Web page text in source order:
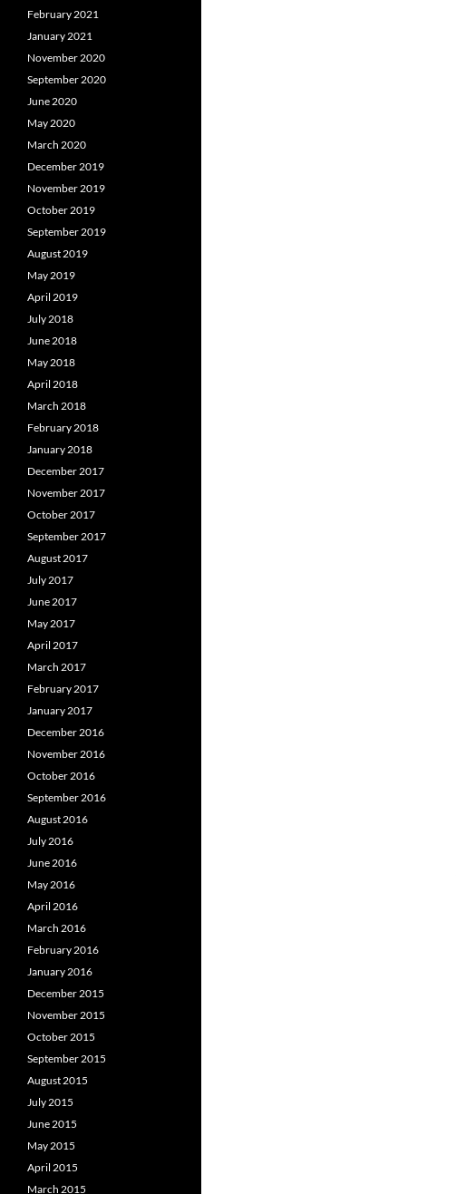
February 2021
January 2021
November 2020
September 2020
June 2020
May 2020
March 2020
December 2019
November 2019
October 2019
September 2019
August 2019
May 2019
April 2019
July 2018
June 2018
May 2018
April 2018
March 2018
February 2018
January 2018
December 2017
November 2017
October 2017
September 2017
August 2017
July 2017
June 2017
May 2017
April 2017
March 2017
February 2017
January 2017
December 2016
November 2016
October 2016
September 2016
August 2016
July 2016
June 2016
May 2016
April 2016
March 2016
February 2016
January 2016
December 2015
November 2015
October 2015
September 2015
August 2015
July 2015
June 2015
May 2015
April 2015
March 2015